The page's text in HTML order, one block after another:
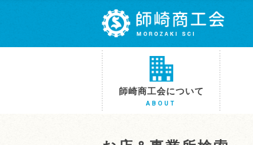
師崎商工会について
ABOUT